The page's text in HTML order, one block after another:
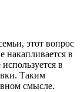
этот вопрос
накапливается в
в
Таким
смысле.